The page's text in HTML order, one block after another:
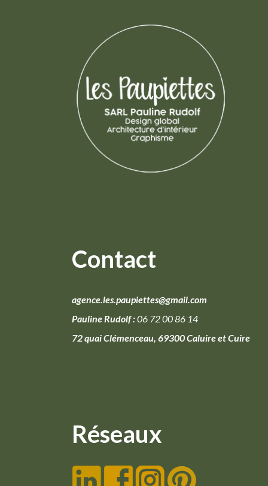
Contact
agence.les.paupiettes@gmail.com
Pauline Rudolf :06 72 00 86 14
72 quai Clémenceau, 69300 Caluire et Cuire
Réseaux